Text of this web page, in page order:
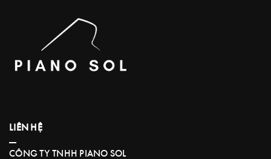
LIÊN HỆ
CÔNG TY TNHH PIANO SOL